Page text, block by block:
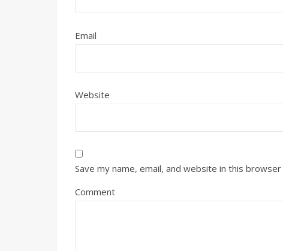
Email
Website
Save my name, email, and website in this
Comment